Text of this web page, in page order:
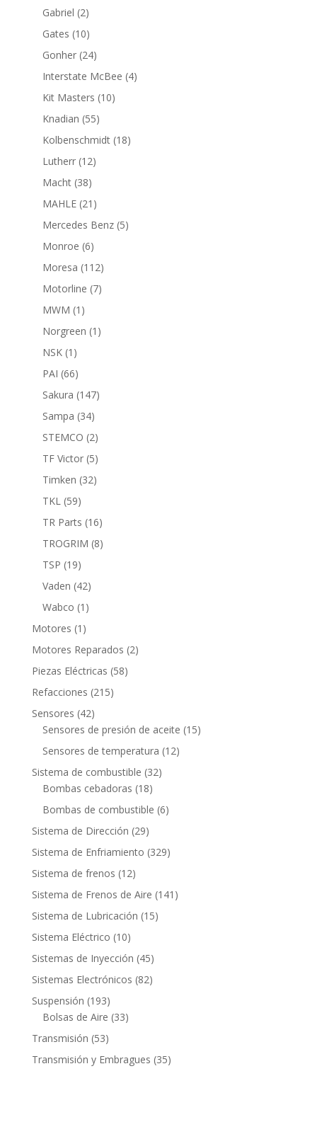
Gabriel 22
productos
Gates 1010
productos
Gonher 2424
productos
Interstate McBee 44
Kit Masters 1010
Knadian 5555
productos
Kolbenschmidt 1818
Lutherr 1212
Macht 3838
productos
MAHLE 21 21
productos
Mercedes Benz 55
Monroe 66
productos
Moresa 112112
productos
Motorline 77
MWM 1 1
producto
Norgreen 1 1
NSK 1 1
producto
PAI 6666
productos
Sakura 147147
Sampa 3434
productos
STEMCO 22
productos
TF Victor 55
productos
Timken 3232
TKL 5959
productos
TR Parts 1616
productos
TROGRIM 88
TSP 1919
productos
Vaden 4242
productos
Wabco 1 1
producto
Motores 1 1
producto
Motores Reparados 22
Piezas Eléctricas 5858
Refacciones 215215
Sensores 4242
productos
Sensores de presión de aceite 1515
Sensores de temperatura 1212
Sistema de combustible 3232
Bombas cebadoras 1818
productos
Bombas de combustible 66
Sistema de Dirección 2929
productos
Sistema de Enfriamiento 329329
Sistema de frenos 1212
productos
Sistema de Frenos de Aire 141 141
Sistema de Lubricación 1515
Sistema Eléctrico 1010
productos
Sistemas de Inyección 4545
productos
Sistemas Electrónicos 8282
Suspensión 193193
productos
Bolsas de Aire 3333
Transmisión 5353
productos
Transmisión y Embragues 3535